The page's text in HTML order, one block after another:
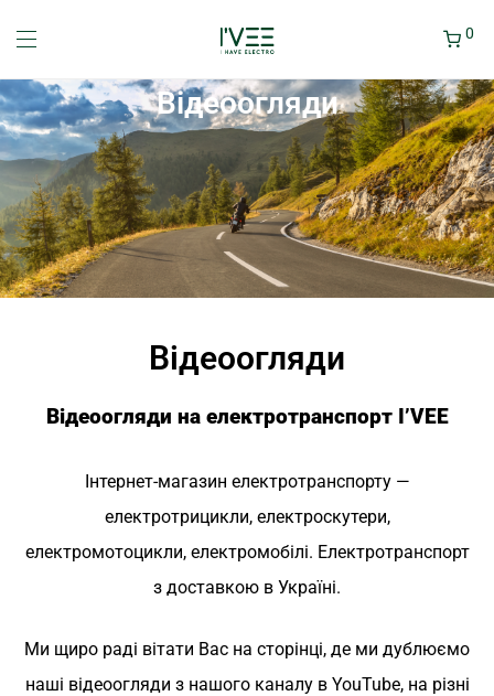
0
Відеоогляди
Відеоогляди
Відеоогляди на електротранспорт I’VEE
Інтернет-магазин електротранспорту —
електротрицикли, електроскутери,
електромотоцикли, електромобілі. Електротранспорт
з доставкою в Україні.
Ми щиро раді вітати Вас на сторінці, де ми дублюємо
наші відеоогляди з нашого каналу в YouTube, на різні